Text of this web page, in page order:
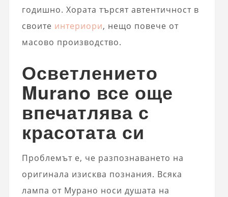
годишно. Хората търсят автентичност в
своите интериори, нещо повече от
масово производство.
Осветлението
Murano все още
впечатлява с
красотата си
Проблемът е, че разпознаването на
оригинала изисква познания. Всяка
лампа от Мурано носи душата на